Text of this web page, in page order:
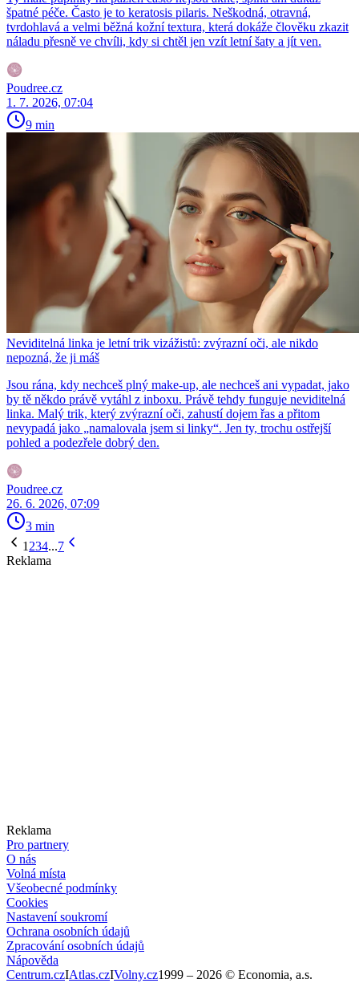
špatné péče. Často je to keratosis pilaris. Neškodná, otravná,
tvrdohlavá a velmi běžná kožní textura, která dokáže člověku zkazit
náladu přesně ve chvíli, kdy si chtěl jen vzít letní šaty a jít ven.
Poudree.cz
1. 7. 2026, 07:04
9 min
Neviditelná linka je letní trik vizážistů: zvýrazní oči, ale nikdo
nepozná, že ji máš
Jsou rána, kdy nechceš plný make-up, ale nechceš ani vypadat, jako
by tě někdo právě vytáhl z inboxu. Právě tehdy funguje neviditelná
linka. Malý trik, který zvýrazní oči, zahustí dojem řas a přitom
nevypadá jako „namalovala jsem si linky“. Jen ty, trochu ostřejší
pohled a podezřele dobrý den.
Poudree.cz
26. 6. 2026, 07:09
3 min
1 234...7
Reklama
Reklama
Pro partnery
O nás
Volná místa
Všeobecné podmínky
Cookies
Nastavení soukromí
Ochrana osobních údajů
Zpracování osobních údajů
Nápověda
Centrum.czIAtlas.czIVolny.cz1999 – 2026 © Economia, a.s.